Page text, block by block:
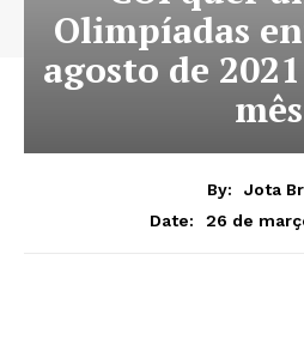
Olimpíadas
agosto de
mês
By:
Jota
Date:
26 de